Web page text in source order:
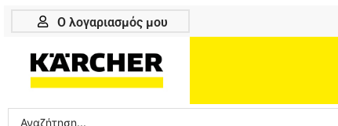
Μετάβαση
Ο λογαριασμός μου
Search